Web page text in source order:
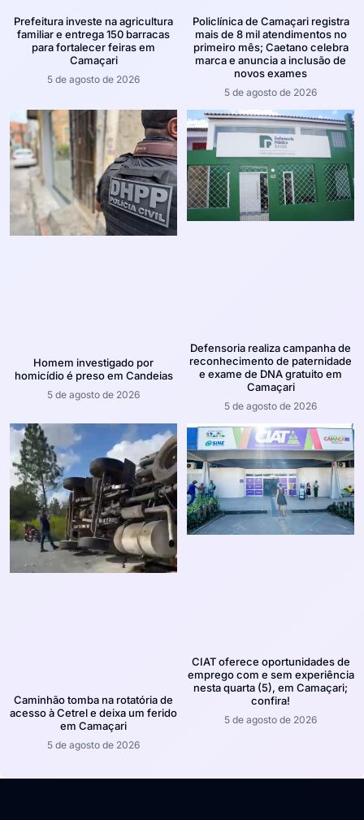
Prefeitura investe na agricultura
familiar e entrega 150 barracas
para fortalecer feiras em
Camaçari
5 de agosto de 2026
Policlínica de Camaçari registra
mais de 8 mil atendimentos no
primeiro mês; Caetano celebra
marca e anuncia a inclusão de
novos exames
5 de agosto de 2026
Homem investigado por
homicídio é preso em Candeias
5 de agosto de 2026
Defensoria realiza campanha de
reconhecimento de paternidade
e exame de DNA gratuito em
Camaçari
5 de agosto de 2026
Caminhão tomba na rotatória de
acesso à Cetrel e deixa um ferido
em Camaçari
5 de agosto de 2026
CIAT oferece oportunidades de
emprego com e sem experiência
nesta quarta (5), em Camaçari;
confira!
5 de agosto de 2026